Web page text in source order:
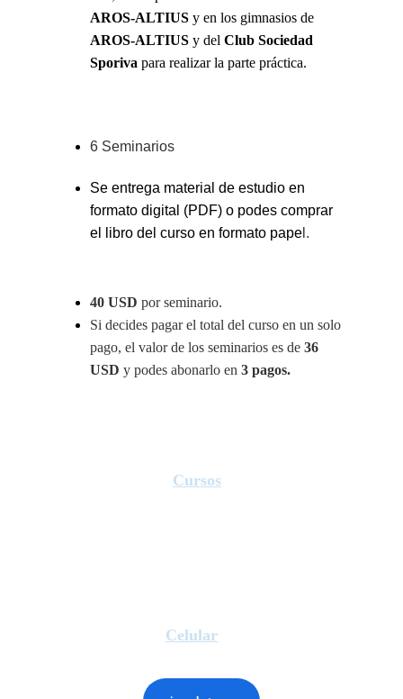
6 Seminarios
AROS-ALTIUS y en los gimnasios de
AROS-ALTIUS y del Club Sociedad
Sporiva para realizar la parte práctica.
Se entrega material de estudio en
formato digital (PDF) o podes comprar
el libro del curso en formato pape l.
40 USD por seminario.
Si decides pagar el total del curso en un solo
pago, el valor de los seminarios es de 36
USD y podes abonarlo en 3 pagos.
Cursos
Celular